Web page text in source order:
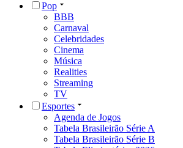
Pop
BBB
Carnaval
Celebridades
Cinema
Música
Realities
Streaming
TV
Esportes
Agenda de Jogos
Tabela Brasileirão Série A
Tabela Brasileirão Série B